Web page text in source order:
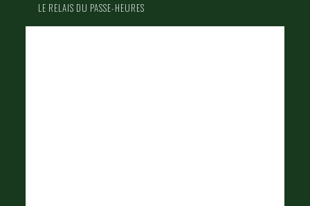
LE RELAIS DU PASSE-HEURES